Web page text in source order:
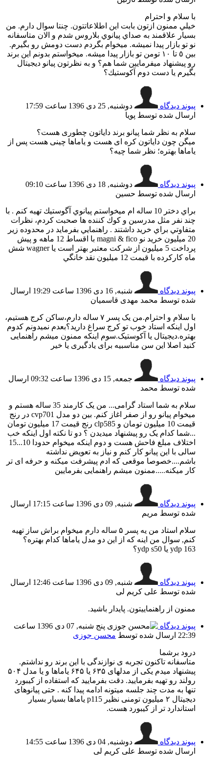
با سلام و احترام
خيلي ممنون ازتون بابت اين اطلاعاتتون. چنتا سوال دارم. من
بسيار علاقمند به صداي پيانوي بلاروس شدم و الان متاسفانه
نو تو بازار پيدا نميشه. ميخوام بگردم دست دومش رو بگيرم.
بين ٥ تا ١٠ تومن تو بازار پيدا ميشه. ميخواستم بدونم اين برند
رو پيشنهاد ميفرمايين شما هم؟ و به نظرتون پيانو ديجيتال
بگيرم يا دست دوم آكوستيك؟
پیوند دیدگاه
دوشنبه, 25 دی 1396 ساعت 17:59
ارسال شده توسط پویا
سلام به نظر شما پیانو برند دایاتون چطوری هست؟
میگن چون دایاتون کره ای هست و یاماها چینی هست پس از
یاماها بهتره؛ نظر شما چیه؟
پیوند دیدگاه
دوشنبه, 18 دی 1396 ساعت 09:10
ارسال شده توسط حسين
براي دختر 10 ساله ام ميخواستم پيانوي آگوستيك تهيه كنم . با
چند نفر مثل مدرسين و كوك كننده ها صحبت كردم، نظرات
متفاوتي براي خريد داشتند . راهنمايي بفرمايد در محدوده زير
20 ميليون خريد نو magni & fico با اقساط 12 ماهه و پيش
پرداخت 5 ميليون از شركت معتبر بهتر است يا wagner شش
ماه كاركرده با قيمت 12 ميليون نقد خانگي
پیوند دیدگاه شنبه, 16 دی 1396 ساعت 19:29
ارسال
شده توسط محمد مهدی قاسمیان
با سلام و احترام.من یک پسر ۷ ساله دارم،ساکن کرج هستیم،
اول اینکه استاد خوب تو کرج سراغ دارید؟بعدم نمیدونم کدوم
بهتره.دیجیتال یا آکوستیک.سوم اینکه ممنون میشم راهنمایی
کنید اصلا این سن مناسبیه برای یادگیری یا خیر
پیوند دیدگاه جمعه, 15 دی 1396 ساعت 09:32
ارسال
شده توسط محمد
سلام به شما استاد گرامی... من یک کارمند 35 ساله هستم و
میخوام پیانو رو از صفر اغاز کنم. بین دو مدل cvp701 در رنج
قیمت 10 میلیون تومان و clp585 رنج قیمت 17 میلیون تومان
...شما کدام یک رو پیشنهاد میدیدن ؟ دو تا نکته اول اینکه خب
اختلاف مبلغ فاحش هست و دوم اینکه میخوام حدودا 10...15
سالی با این پیانو کار کنم و نیاز به تعویض نداشته
باشم....خصوصا موقعی که ادم پیشرفت میکنه و حرفه ای تر
کار میکنه.....ممنون میشم راهنمایی بفرمایین
پیوند دیدگاه شنبه, 09 دی 1396 ساعت 17:15
ارسال
شده توسط مریم
سلام استاد من یه پسر ۵ ساله دارم میخوام براش ساز تهیه
کنم, سوال من اینه که از این دو مدل یاماها کدام بهتره؟
ydp 163 یا ydp s50؟
پیوند دیدگاه شنبه, 09 دی 1396 ساعت 12:46
ارسال
شده توسط علی کریم لی
ممنون از راهنماییتون. پایدار باشید.
پیوند دیدگاه
پنج شنبه, 07 دی 1396 ساعت
22:39 ارسال شده توسط محسن جوزی
درود برشما
متاسفانه تاکنون تجربه ی نوازندگی با این برند رو نداشتم.
پیشنهاد میدم یکی از مدلهای ۶۳۵ یا ۶۴۵ یاماها و یا مدل ۵۰۴
رولند رو تهیه بفرمایید. دقت بفرمایید که استفاده از کیبورد
تنها به مدت چند جلسه میتونه ادامه پیدا کنه . حتی پیانوهای
دیجیتال ۲ میلیون تومنی نظیر p115 یاماها بسیار بسیار
استاندارد تر از کیبورد هست.
پیوند دیدگاه
دوشنبه, 04 دی 1396 ساعت 14:55
ارسال شده توسط علی کریم لی